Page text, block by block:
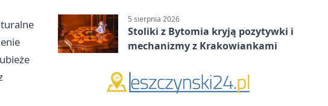
5 sierpnia 2026
Stoliki z Bytomia kryją pozytywki i
mechanizmy z Krakowiankami